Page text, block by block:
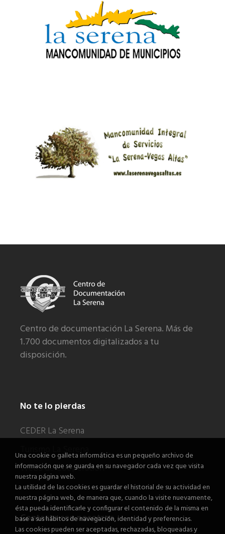
Centro de documentación La Serena. Más de
1.700 documentos digitalizados a tu
disposición.
No te lo pierdas
CEDER La Serena
Turismo La Serena
Webs de Cooperación
Contacta con nosotros
Una cookie o galleta informática es un pequeño archivo de
información que se guarda en su navegador cada vez que visita
nuestra página web.
La utilidad de las cookies es guardar el historial de su actividad en
nuestra página web, de manera que, cuando la visite nuevamente,
ésta pueda identificarle y configurar el contenido de la misma en
base a sus hábitos de navegación, identidad y preferencias.
Las cookies pueden ser aceptadas, rechazadas, bloqueadas y